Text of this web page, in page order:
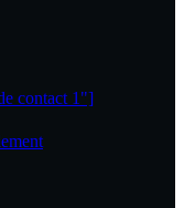
contact 1"]